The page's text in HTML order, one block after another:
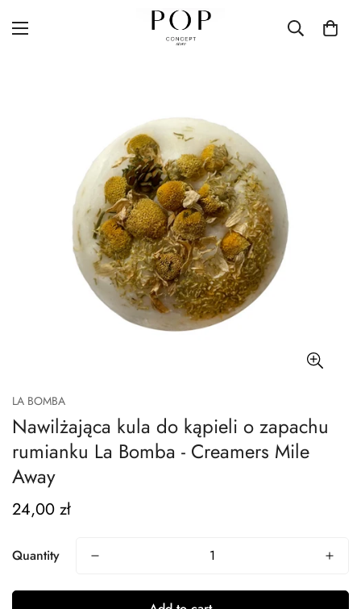
LA BOMBA
Nawilżająca kula do kąpieli o zapachu
rumianku La Bomba - Creamers Mile
Away
Regular
24,00 zł
Quantity